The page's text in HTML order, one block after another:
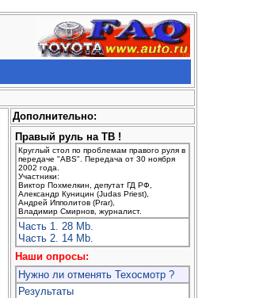
Дополнительно:
Правый руль на ТВ !
Круглый стол по проблемам правого руля в
передаче "ABS". Передача от 30 ноября
2002 года.
Участники:
Виктор Похмелкин, депутат ГД РФ,
Александр Куницин (Judas Priest),
Андрей Ипполитов (Prar),
Владимир Смирнов, журналист.
Часть 1. 28 Mb.
Часть 2. 14 Mb.
Наши опросы:
Нужно ли отменять Техосмотр ?
Результаты